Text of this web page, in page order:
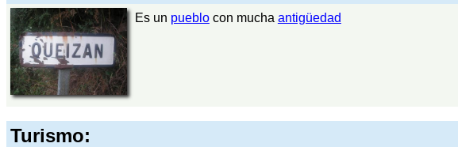
Es un pueblocon mucha antigüedad
Turismo: